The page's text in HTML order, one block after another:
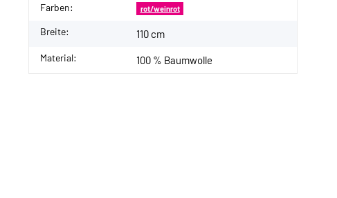
Farben: rot/weinrot
Breite: 110 cm
Material: 100 % Baumwolle